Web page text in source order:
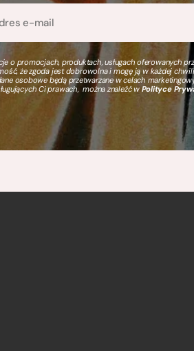
o promocjach, produktach, usługach oferowanych
że zgoda jest dobrowolna i mogę ją w każdej
osobowe będą przetwarzane w celach
Ci prawach, można znaleźć wPolityce